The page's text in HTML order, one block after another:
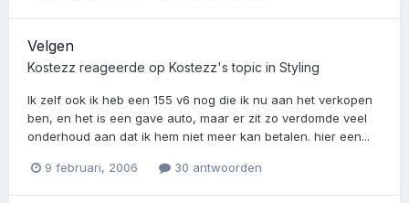
Velgen
Kostezz reageerde op Kostezz's topic in Styling
Ik zelf ook ik heb een 155 v6 nog die ik nu aan het verkopen
ben, en het is een gave auto, maar er zit zo verdomde veel
onderhoud aan dat ik hem niet meer kan betalen. hier een...
9 februari, 2006 30 antwoorden